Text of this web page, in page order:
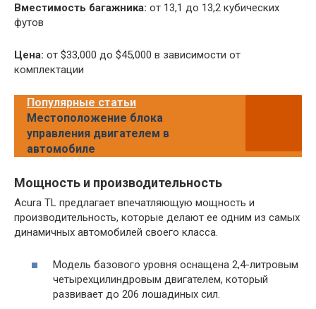
Вместимость багажника: от 13,1 до 13,2 кубических
футов
Цена: от $33,000 до $45,000 в зависимости от
комплектации
Популярные статьи
Местоположение блока
управления двигателем в
автомобиле
Мощность и производительность
Acura TL предлагает впечатляющую мощность и
производительность, которые делают ее одним из самых
динамичных автомобилей своего класса.
Модель базового уровня оснащена 2,4-литровым
четырехцилиндровым двигателем, который
развивает до 206 лошадиных сил.